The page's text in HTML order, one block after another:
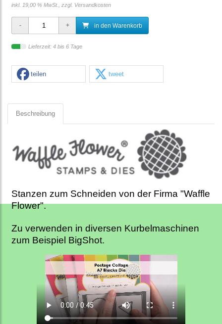
inkl. 19,00 % MwSt., zzgl. Versandkosten
in den Warenkorb
Lieferzeit: 4 bis 6 Tage
teilen tweet
Beschreibung
Stanzen zum Schneiden von der Firma "Waffle
Flower".
Zu verwenden in diversen Kurbelmaschinen
zum Beispiel BigShot.